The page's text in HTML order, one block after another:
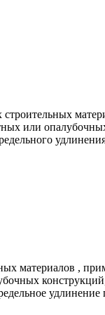
или
материалов ,
удлинение